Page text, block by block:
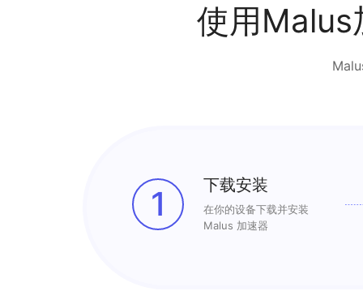
使用Malus
1 下载安装
在你的设备下载并安装
Malus 加速器